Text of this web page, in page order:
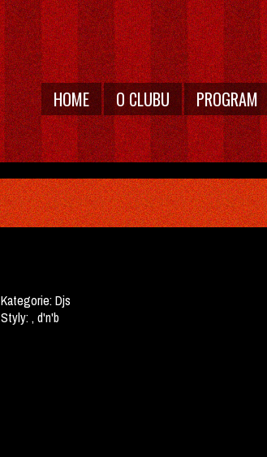
HOME O CLUBU PROGRAM
Kategorie:Djs
Styly:, d'n'b